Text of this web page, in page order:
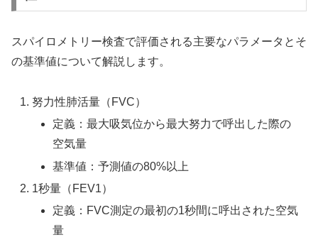
スパイロメトリー検査で評価される主要なパラメータとそ
の基準値について解説します。
努力性肺活量（FVC）
定義：最大吸気位から最大努力で呼出した際の
空気量
基準値：予測値の80%以上
1秒量（FEV1）
定義：FVC測定の最初の1秒間に呼出された空気
量